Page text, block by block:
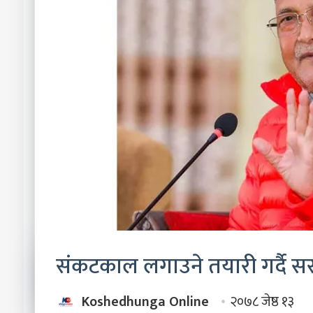
संकटकाल लगाउने तयारी गर्दै
Koshedhunga Online २०७८ जेष्ठ १३